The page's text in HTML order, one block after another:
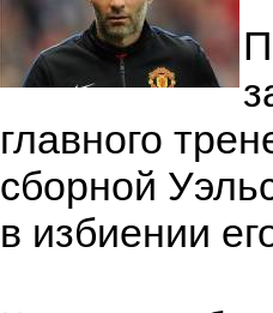
главного
сборной
в избиении